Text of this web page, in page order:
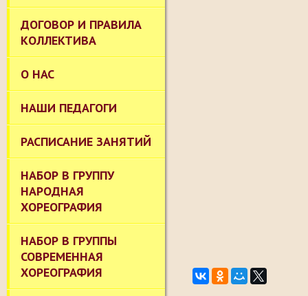
ДОГОВОР И ПРАВИЛА
КОЛЛЕКТИВА
О НАС
НАШИ ПЕДАГОГИ
РАСПИСАНИЕ ЗАНЯТИЙ
НАБОР В ГРУППУ
НАРОДНАЯ
ХОРЕОГРАФИЯ
НАБОР В ГРУППЫ
СОВРЕМЕННАЯ
ХОРЕОГРАФИЯ